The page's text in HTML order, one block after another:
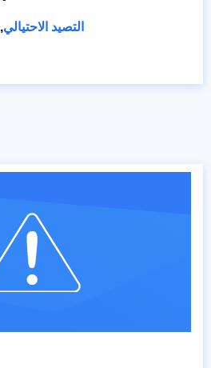
التصيد الاحتيالي,